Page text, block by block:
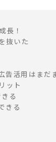
長！
抜いた
告活用はまだ
ット
る
きる